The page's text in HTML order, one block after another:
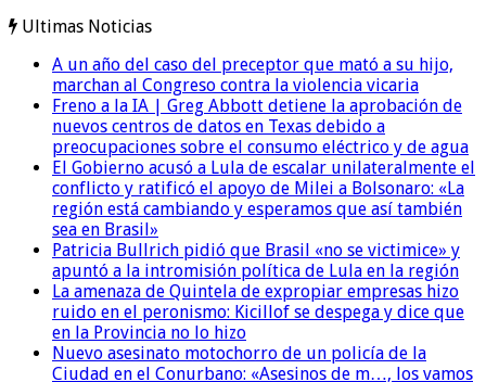
Ultimas Noticias
A un año del caso del preceptor que mató a su hijo,
marchan al Congreso contra la violencia vicaria
Freno a la IA | Greg Abbott detiene la aprobación de
nuevos centros de datos en Texas debido a
preocupaciones sobre el consumo eléctrico y de agua
El Gobierno acusó a Lula de escalar unilateralmente el
conflicto y ratificó el apoyo de Milei a Bolsonaro: «La
región está cambiando y esperamos que así también
sea en Brasil»
Patricia Bullrich pidió que Brasil «no se victimice» y
apuntó a la intromisión política de Lula en la región
La amenaza de Quintela de expropiar empresas hizo
ruido en el peronismo: Kicillof se despega y dice que
en la Provincia no lo hizo
Nuevo asesinato motochorro de un policía de la
Ciudad en el Conurbano: «Asesinos de m…, los vamos